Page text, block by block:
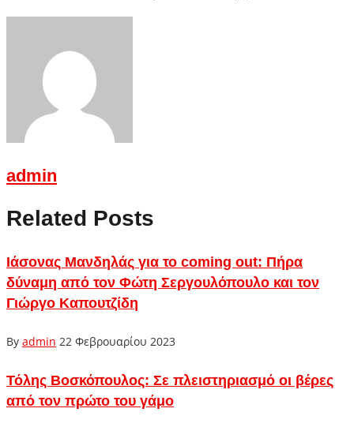
admin
Related Posts
Ιάσονας Μανδηλάς για το coming out: Πήρα
δύναμη από τον Φώτη Σεργουλόπουλο και τον
Γιώργο Καπουτζίδη
By admin 22 Φεβρουαρίου 2023
Τόλης Βοσκόπουλος: Σε πλειστηριασμό οι βέρες
από τον πρώτο του γάμο